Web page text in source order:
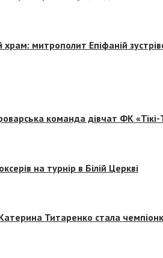
митрополит Епіфаній
команда дівчат ФК
на турнір в Білій Церкві
Титаренко стала